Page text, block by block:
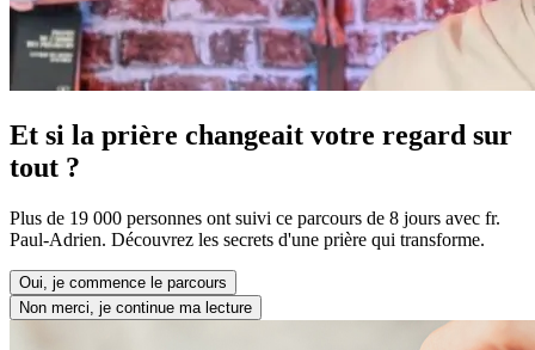
Et si la prière changeait votre regard sur
tout ?
Plus de 19 000 personnes ont suivi ce parcours de 8 jours avec fr.
Paul-Adrien. Découvrez les secrets d'une prière qui transforme.
Oui, je commence le parcours
Non merci, je continue ma lecture